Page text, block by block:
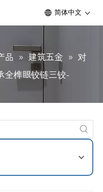
简体中文
品 » 建筑五金 » 对
全榫眼铰链三铰-